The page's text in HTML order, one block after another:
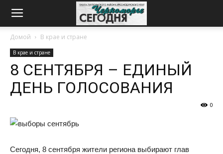
Домой В крае и стране
В крае и стране
8 СЕНТЯБРЯ – ЕДИНЫЙ
ДЕНЬ ГОЛОСОВАНИЯ
0
Сегодня, 8 сентября жители региона выбирают глав